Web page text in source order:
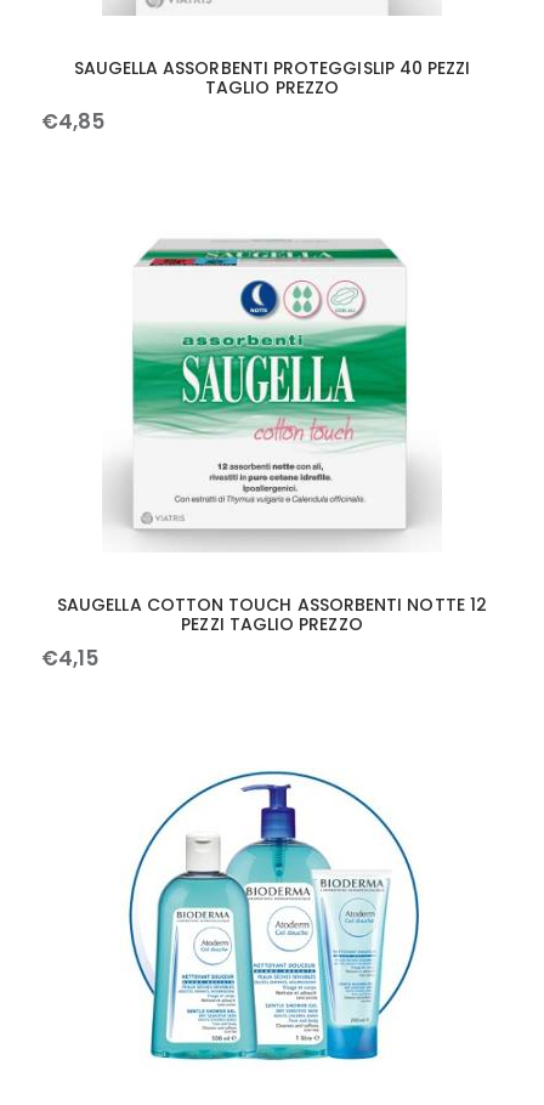
SAUGELLA ASSORBENTI PROTEGGISLIP 40 PEZZI
TAGLIO PREZZO
€4,85
SAUGELLA COTTON TOUCH ASSORBENTI NOTTE 12
PEZZI TAGLIO PREZZO
€4,15